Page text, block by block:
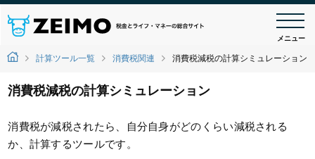
メニュー
計算ツール一覧 消費税関連 消費税減税の計算シミュレーション
消費税減税の計算シミュレーション
消費税が減税されたら、自分自身がどのくらい減税される
か、計算するツールです。